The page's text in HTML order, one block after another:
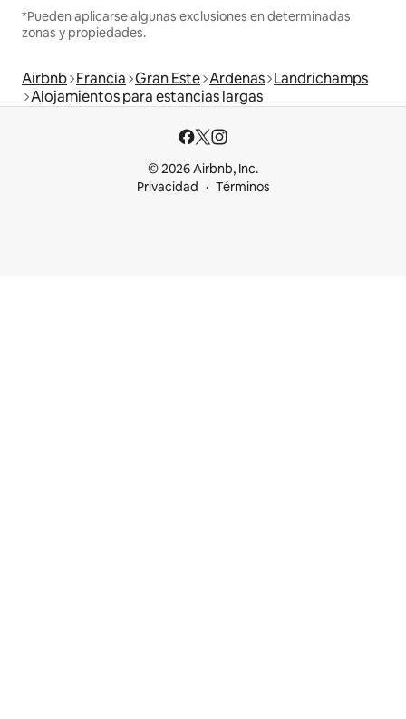
*Pueden aplicarse algunas exclusiones en determinadas
zonas y propiedades.
Airbnb Francia Gran Este Ardenas Landrichamps
Alojamientos para estancias largas
© 2026 Airbnb, Inc.
Privacidad
Términos